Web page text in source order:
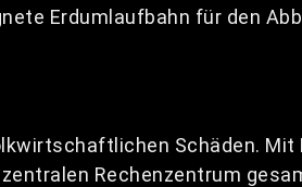
Erdumlaufbahn für den
Schäden.
Rechenzentrum